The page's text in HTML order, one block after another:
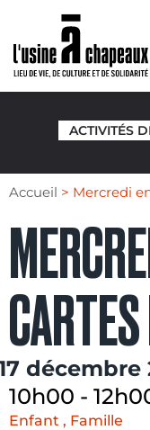
ACTIVITÉS
Accueil > Mercredi
décembre
10h00 -
Enfant , Famille